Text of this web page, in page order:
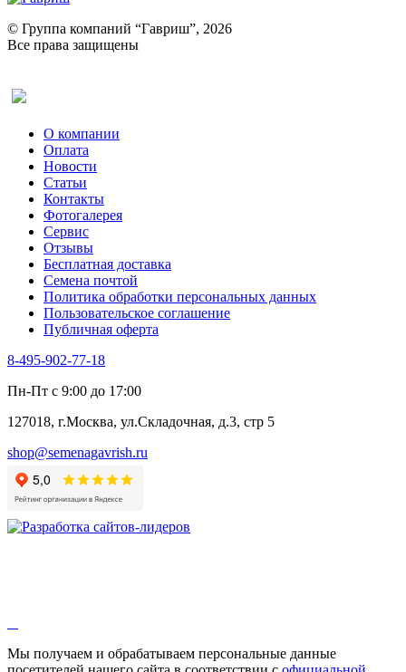
Ревень
Рукола
Рута
Тмин
Трава для чая
Туласи
Укроп
Фенхель пряный
Хризантема овощная
Цикорий пряный
Цикорий салатный (Витлуф)
Черемша
Шпинат
Щавель
Эндивий
Эстрагон
Алтей
Бессмертник
Валериана
Валерианелла
Гибискус лекарственный
Девясил
Душица
Змееголовник
Мыльнянка
© Группа компаний “Гавриш”, 2026
Все права защищены
О компании
Оплата
Новости
Статьи
Контакты
Фотогалерея​
Сервис
Отзывы
Бесплатная доставка
Семена почтой
Политика обработки персональных данных
Пользовательское соглашение
Публичная оферта
8-495-902-77-18
Пн-Пт с 9:00 до 17:00
127018, г.Москва, ул.Складочная, д.3, стр 5
shop@semenagavrish.ru
Мы получаем и обрабатываем персональные данные